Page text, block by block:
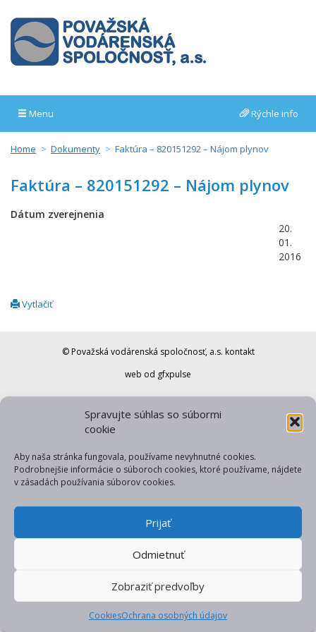
Spravujte súhlas so súbormi
cookie
Aby naša stránka fungovala, používame nevyhnutné cookies.
Podrobnejšie informácie o súboroch cookies, ktoré používame, nájdete
v zásadách používania súborov cookies.
Prijať
Odmietnuť
Zobraziť predvoľby
CookiesOchrana osobných údajov
Menu Rýchle info
Home Dokumenty Faktúra – 820151292 – Nájom plynov
Faktúra – 820151292 – Nájom plynov
Dátum zverejnenia
20.
01.
2016
Vytlačiť
© Považská vodárenská spoločnosť, a.s. kontakt
web od gfxpulse